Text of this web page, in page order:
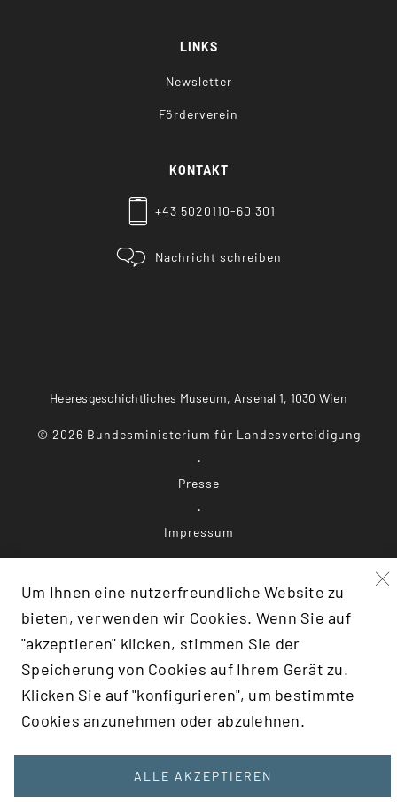
LINKS
Newsletter
Förderverein
KONTAKT
+43 5020110-60 301
Nachricht schreiben
Heeresgeschichtliches Museum, Arsenal 1, 1030 Wien
© 2026 Bundesministerium für Landesverteidigung
Presse
Impressum
'SCROLLTOTOP')}
Um Ihnen eine nutzerfreundliche Website zu
bieten, verwenden wir Cookies. Wenn Sie auf
"akzeptieren" klicken, stimmen Sie der
Speicherung von Cookies auf Ihrem Gerät zu.
Klicken Sie auf "konfigurieren", um bestimmte
Cookies anzunehmen oder abzulehnen.
ALLE AKZEPTIEREN